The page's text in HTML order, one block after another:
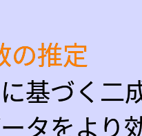
の推定
基づく二
タをより